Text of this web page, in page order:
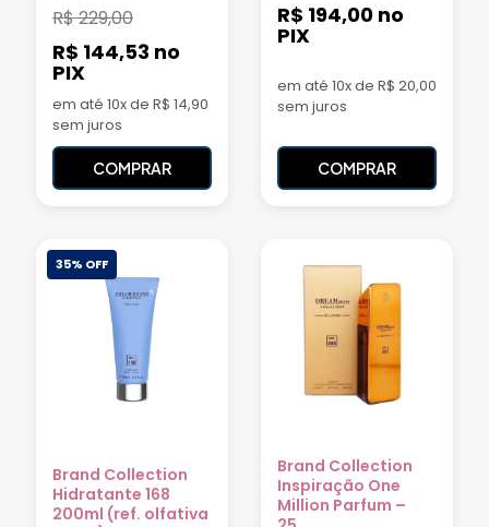
R$229,00
R$ 144,53 no
PIX
em até 10x de R$ 14,90
sem juros
COMPRAR
R$ 194,00 no
PIX
em até 10x de R$ 20,00
sem juros
COMPRAR
35% OFF
Brand Collection
Hidratante 168
200ml (ref. olfativa
Brand Collection
Inspiração One
Million Parfum –